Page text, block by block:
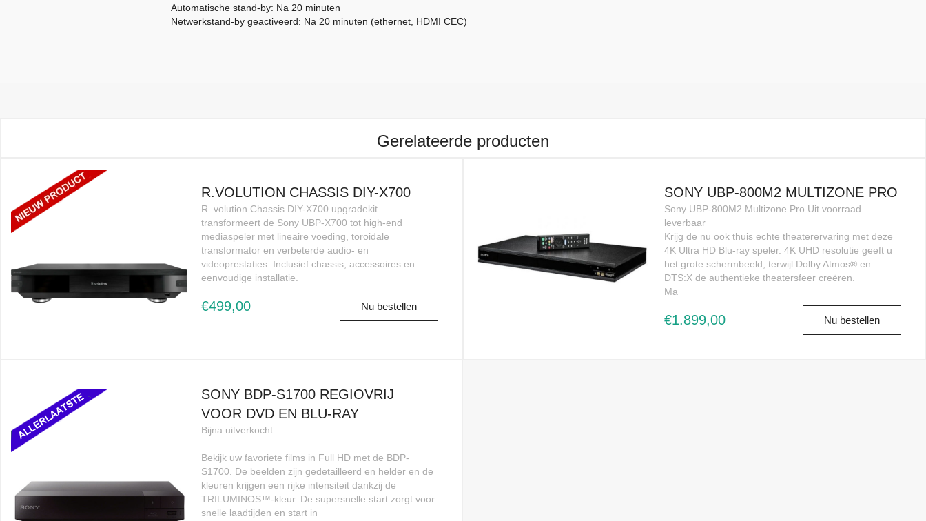
Automatische stand-by: Na 20 minuten
Netwerkstand-by geactiveerd: Na 20 minuten (ethernet, HDMI CEC)
Gerelateerde producten
R.VOLUTION CHASSIS DIY-X700
R_volution Chassis DIY-X700 upgradekit
transformeert de Sony UBP-X700 tot high-end
mediaspeler met lineaire voeding, toroidale
transformator en verbeterde audio- en
videoprestaties. Inclusief chassis, accessoires en
eenvoudige installatie.
€499,00 Nu bestellen
SONY UBP-800M2 MULTIZONE PRO
Sony UBP-800M2 Multizone Pro Uit voorraad
leverbaar
Krijg de nu ook thuis echte theaterervaring met deze
4K Ultra HD Blu-ray speler. 4K UHD resolutie geeft u
het grote schermbeeld, terwijl Dolby Atmos® en
DTS:X de authentieke theatersfeer creëren.
Ma
€1.899,00 Nu bestellen
SONY BDP-S1700 REGIOVRIJ
VOOR DVD EN BLU-RAY
Bijna uitverkocht...
Bekijk uw favoriete films in Full HD met de BDP-
S1700. De beelden zijn gedetailleerd en helder en de
kleuren krijgen een rijke intensiteit dankzij de
TRILUMINOS™-kleur. De supersnelle start zorgt voor
snelle laadtijden en start in